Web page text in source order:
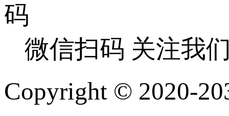
微信扫码 关注我
Copyright © 2020-